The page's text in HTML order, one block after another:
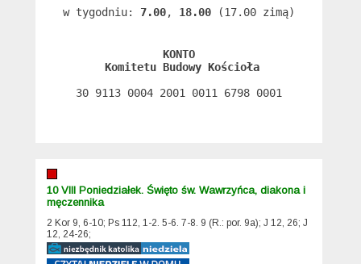
w tygodniu: 7.00, 18.00 (17.00 zimą)
KONTO
Komitetu Budowy Kościoła
30 9113 0004 2001 0011 6798 0001
10 VIII Poniedziałek. Święto św. Wawrzyńca, diakona i
męczennika
2 Kor 9, 6-10; Ps 112, 1-2. 5-6. 7-8. 9 (R.: por. 9a); J 12, 26; J
12, 24-26;